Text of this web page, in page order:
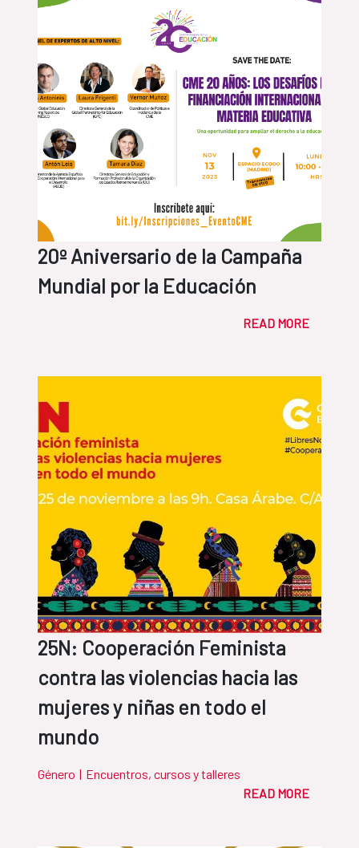
20º Aniversario de la Campaña
Mundial por la Educación
READ MORE
25N: Cooperación Feminista
contra las violencias hacia las
mujeres y niñas en todo el
mundo
Género | Encuentros, cursos y talleres
READ MORE